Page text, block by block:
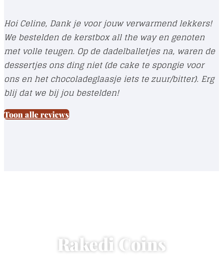
Hoi Celine, Dank je voor jouw verwarmend lekkers!
We bestelden de kerstbox all the way en genoten
met volle teugen. Op de dadelballetjes na, waren de
dessertjes ons ding niet (de cake te spongie voor
ons en het chocoladeglaasje iets te zuur/bitter). Erg
blij dat we bij jou bestelden!
Toon alle reviews
Rakedi Coins